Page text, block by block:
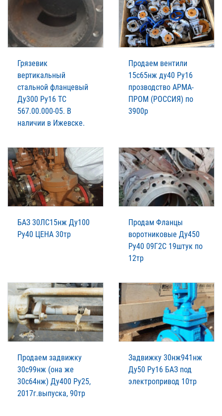
Грязевик
вертикальный
стальной фланцевый
Ду300 Ру16 ТС
567.00.000-05. В
наличии в Ижевске.
Продаем вентили
15с65нж ду40 Ру16
прозводство АРМА-
ПРОМ (РОССИЯ) по
3900р
БАЗ 30ЛС15нж Ду100
Ру40 ЦЕНА 30тр
Продам Фланцы
воротниковые Ду450
Ру40 09Г2С 19штук по
12тр
Продаем задвижку
30с99нж (она же
30с64нж) Ду400 Ру25,
2017г.выпуска, 90тр
Задвижку 30нж941нж
Ду50 Ру16 БАЗ под
электропривод 10тр